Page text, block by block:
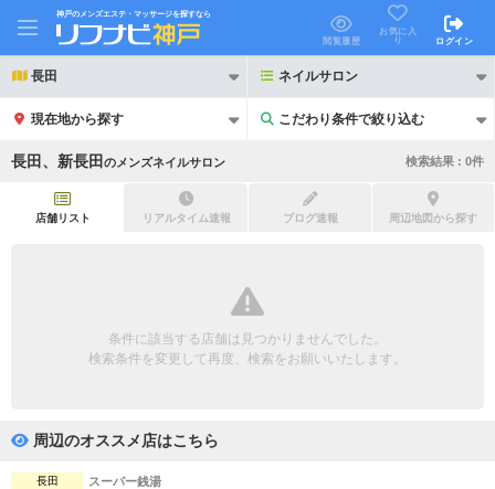
神戸のメンズエステ・マッサージを探すなら
閲覧履歴
お気に入
り
ログイン
長田 ネイルサロン
現在地から探す こだわり条件で絞り込む
こだわり条件で絞り込む
長田、新長田 の メンズネイルサロン 検索結果 : 0件
店舗リスト リアルタイム速報 ブログ速報 周辺地図から探す
条件に該当する店舗は見つかりませんでした。
検索条件を変更して再度、検索をお願いいたします。
周辺のオススメ店はこちら
長田 スーパー銭湯